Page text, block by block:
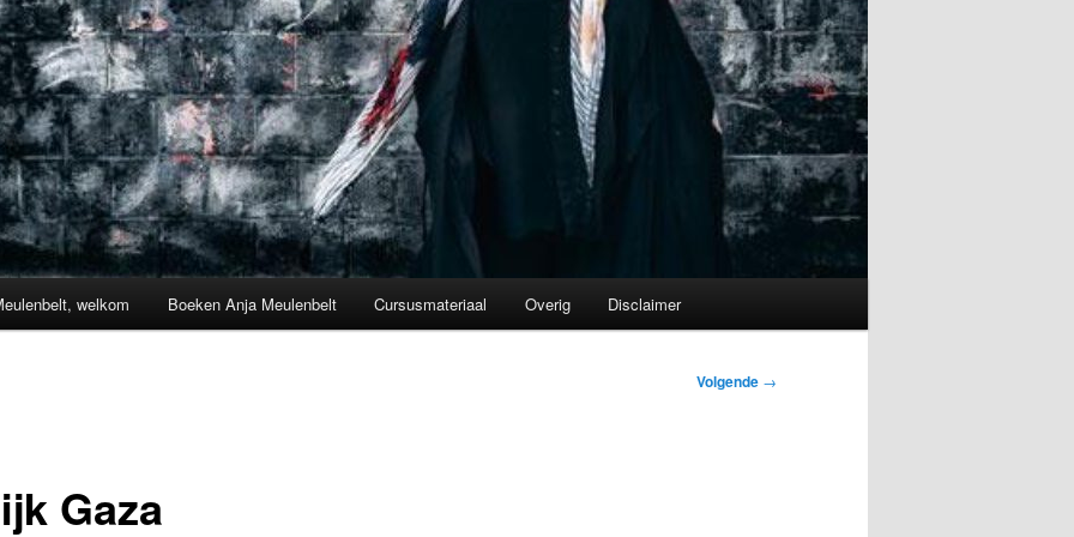
welkom Boeken Anja Meulenbelt Cursusmateriaal Overig Disclaimer
Volgende →
Gaza